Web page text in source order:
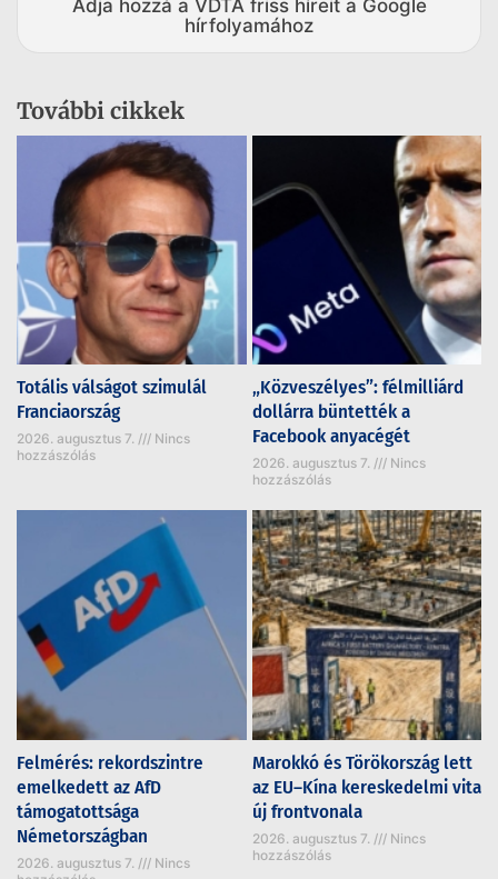
Adja hozzá a VDTA friss híreit a Google
hírfolyamához
További cikkek
Totális válságot szimulál
Franciaország
2026. augusztus 7.
Nincs
hozzászólás
„Közveszélyes”: félmilliárd
dollárra büntették a
Facebook anyacégét
2026. augusztus 7.
Nincs
hozzászólás
Felmérés: rekordszintre
emelkedett az AfD
támogatottsága
Németországban
2026. augusztus 7.
Nincs
Marokkó és Törökország lett
az EU–Kína kereskedelmi vita
új frontvonala
2026. augusztus 7.
Nincs
hozzászólás